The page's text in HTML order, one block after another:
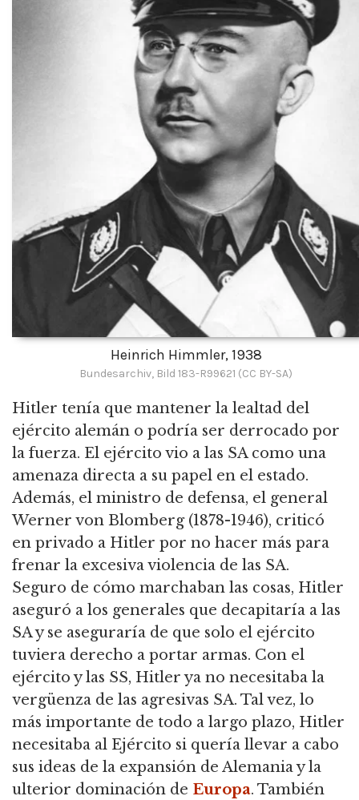
Heinrich Himmler, 1938
Bundesarchiv, Bild 183-R99621 (CC BY-SA)
Hitler tenía que mantener la lealtad del
ejército alemán o podría ser derrocado por
la fuerza. El ejército vio a las SA como una
amenaza directa a su papel en el estado.
Además, el ministro de defensa, el general
Werner von Blomberg (1878-1946), criticó
en privado a Hitler por no hacer más para
frenar la excesiva violencia de las SA.
Seguro de cómo marchaban las cosas, Hitler
aseguró a los generales que decapitaría a las
SA y se aseguraría de que solo el ejército
tuviera derecho a portar armas. Con el
ejército y las SS, Hitler ya no necesitaba la
vergüenza de las agresivas SA. Tal vez, lo
más importante de todo a largo plazo, Hitler
necesitaba al Ejército si quería llevar a cabo
sus ideas de la expansión de Alemania y la
ulterior dominación de Europa. También